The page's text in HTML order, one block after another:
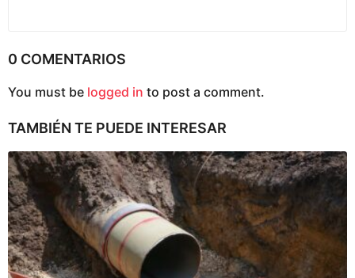
0 COMENTARIOS
You must be logged in to post a comment.
TAMBIÉN TE PUEDE INTERESAR